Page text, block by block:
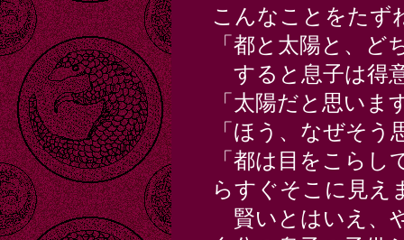
こんなことをたず
「都と太陽と、
すると息子は得
「太陽だと思いま
「ほう、なぜそう
「都は目をこら
らすぐそこに見え
賢いとはいえ、